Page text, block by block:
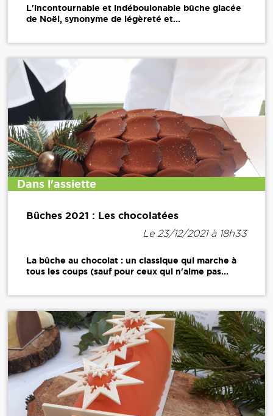
L'incontournable et indéboulonable bûche glacée
de Noël, synonyme de légèreté et...
Dans l'assiette
Bûches 2021 : Les chocolatées
Le 23/12/2021 à 18h33
La bûche au chocolat : un classique qui marche à
tous les coups (sauf pour ceux qui n'aime pas...